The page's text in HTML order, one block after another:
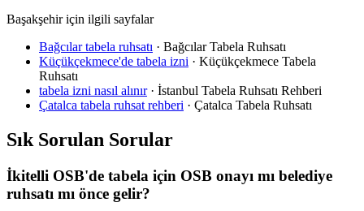
Başakşehir için ilgili sayfalar
Bağcılar tabela ruhsatı · Bağcılar Tabela Ruhsatı
Küçükçekmece'de tabela izni · Küçükçekmece Tabela
Ruhsatı
tabela izni nasıl alınır· İstanbul Tabela Ruhsatı Rehberi
Çatalca tabela ruhsat rehberi · Çatalca Tabela Ruhsatı
Sık Sorulan Sorular
İkitelli OSB'de tabela için OSB onayı mı belediye
ruhsatı mı önce gelir?